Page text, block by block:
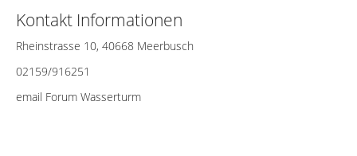
Kontakt Informationen
Rheinstrasse 10, 40668 Meerbusch
02159/916251
email Forum Wasserturm